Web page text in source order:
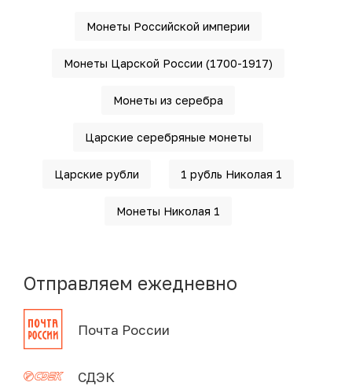
Монеты Российской империи
Монеты Царской России (1700-1917)
Монеты из серебра
Царские серебряные монеты
Царские рубли 1 рубль Николая 1
Монеты Николая 1
Отправляем ежедневно
Почта России
СДЭК